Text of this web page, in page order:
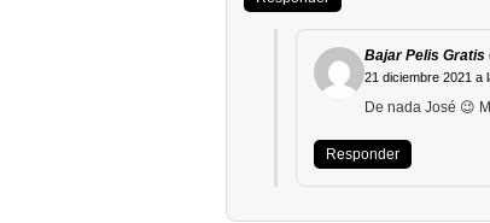
Bajar Pelis Gratis
21 diciembre 2021 a
De nada José 😉
Responder